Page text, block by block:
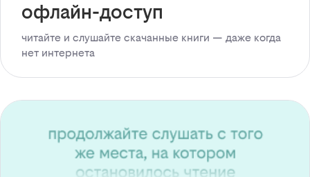
офлайн-доступ
читайте и слушайте скачанные книги — даже когда
нет интернета